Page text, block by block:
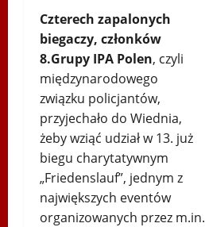
Czterech zapalonych
biegaczy, członków
8.Grupy IPA Polen, czyli
międzynarodowego
związku policjantów,
przyjechało do Wiednia,
żeby wziąć udział w 13. już
biegu charytatywnym
„Friedenslauf”, jednym z
największych eventów
organizowanych przez m.in.